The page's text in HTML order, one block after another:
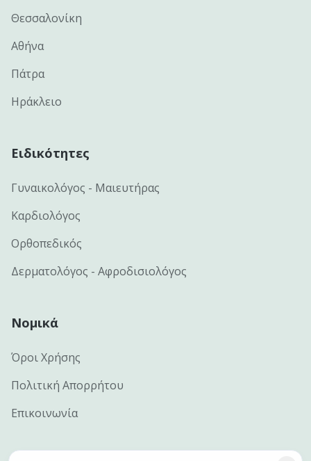
Θεσσαλονίκη
Αθήνα
Πάτρα
Ηράκλειο
Ειδικότητες
Γυναικολόγος - Μαιευτήρας
Καρδιολόγος
Ορθοπεδικός
Δερματολόγος - Αφροδισιολόγος
Νομικά
Όροι Χρήσης
Πολιτική Απορρήτου
Επικοινωνία